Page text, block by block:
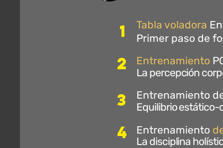
1
2
3
4
Tabla voladora
Primer paso de
Entrenamiento
La percepción
Entrenamiento
Equilibrio
Entrenamiento
La disciplina